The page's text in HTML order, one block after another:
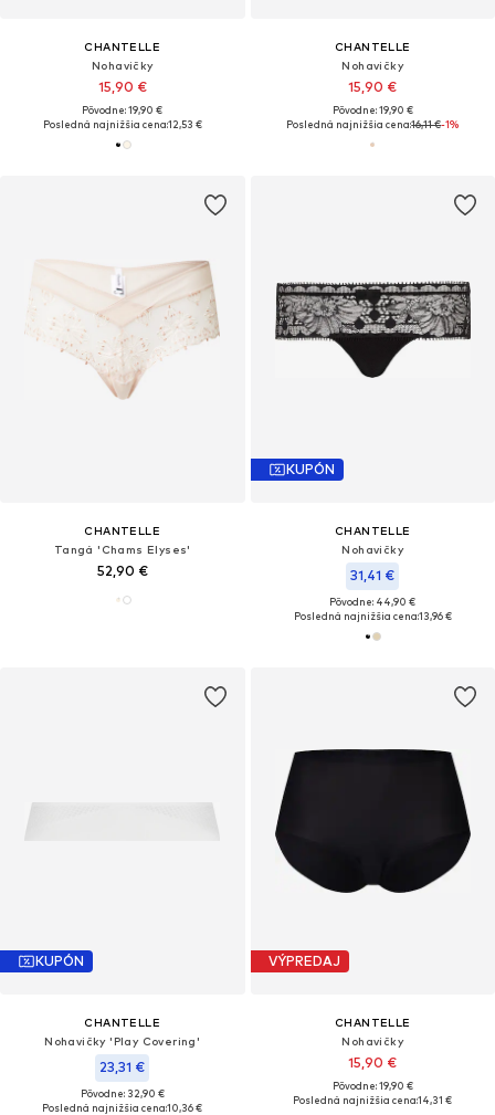
CHANTELLE
Nohavičky
15,90 €
Pôvodne: 19,90 €
Posledná najnižšia cena:12,53 €
CHANTELLE
Nohavičky
15,90 €
Pôvodne: 19,90 €
Posledná najnižšia cena:16,11 €-1%
CHANTELLE
Tangá 'Chams Elyses'
52,90 €
KUPÓN
CHANTELLE
Nohavičky
31,41 €
Pôvodne: 44,90 €
Posledná najnižšia cena:13,96 €
KUPÓN
CHANTELLE
Nohavičky 'Play Covering'
23,31 €
Pôvodne: 32,90 €
Posledná najnižšia cena:10,36 €
VÝPREDAJ
CHANTELLE
Nohavičky
15,90 €
Pôvodne: 19,90 €
Posledná najnižšia cena:14,31 €